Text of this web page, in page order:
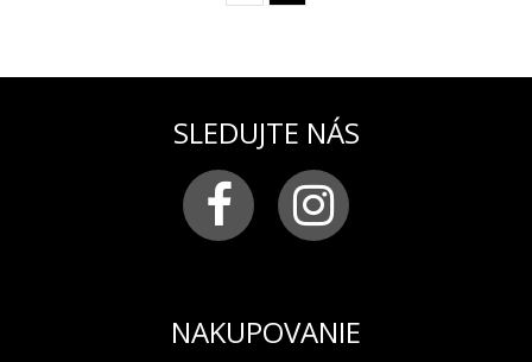
SLEDUJTE NÁS
NAKUPOVANIE